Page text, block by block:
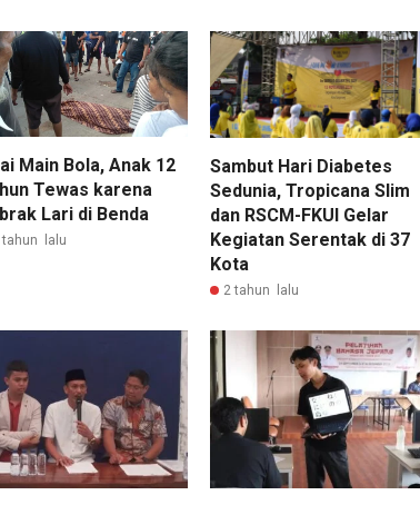
Main Bola, Anak 12
Tewas karena
Lari di Benda
tahun lalu
Sambut Hari Diabetes
Sedunia, Tropicana Slim
dan RSCM-FKUI Gelar
Kegiatan Serentak di 37
Kota
2 tahun lalu